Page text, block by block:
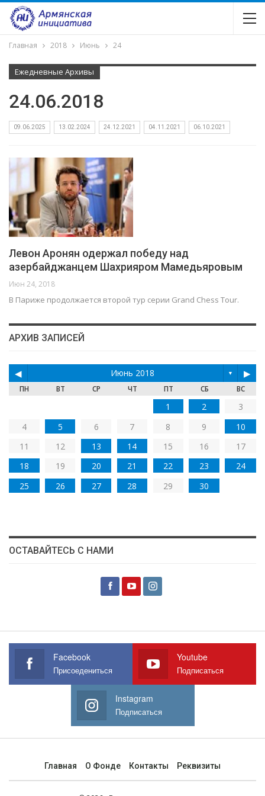
Главная 2018 Июнь 24
Ежедневные Архивы
24.06.2018
09.06.2025 13.02.2024 24.12.2021 04.11.2021 06.10.2021
Левон Аронян одержал победу над
азербайджанцем Шахрияром Мамедьяровым
Июн 24, 2018
В Париже продолжается второй тур серии Grand Chess Tour.
АРХИВ ЗАПИСЕЙ
◀ Июнь 2018 ▼ ▶
ПН ВТ СР ЧТ ПТ СБ ВС
1 2
3
4
5 6 7 8 9
10
11
12 13 14 15 16
17
18
19 20 21 22 23
24
25
26 27 28 29 30
ОСТАВАЙТЕСЬ С НАМИ
Facebook
Присоедениться
Youtube
Подписаться
Instagram
Подписаться
Главная О Фонде Контакты Реквизиты